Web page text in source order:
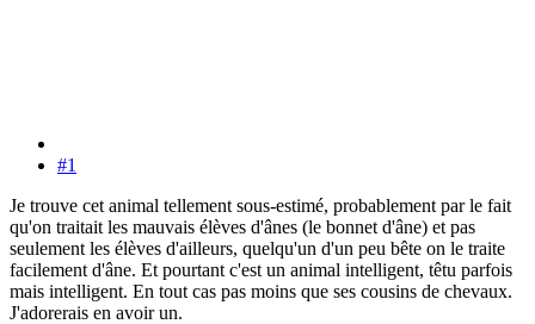
#1
Je trouve cet animal tellement sous-estimé, probablement par le fait
qu'on traitait les mauvais élèves d'ânes (le bonnet d'âne) et pas
seulement les élèves d'ailleurs, quelqu'un d'un peu bête on le traite
facilement d'âne. Et pourtant c'est un animal intelligent, têtu parfois
mais intelligent. En tout cas pas moins que ses cousins de chevaux.
J'adorerais en avoir un.